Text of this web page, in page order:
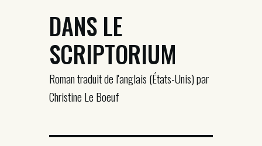
DANS LE
SCRIPTORIUM
Roman traduit de l'anglais (États-Unis) par
Christine Le Boeuf